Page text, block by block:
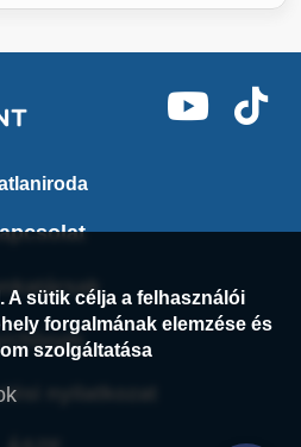
nyilatkozat
A sütik célja a felhasználói
forgalmának elemzése és
szolgáltatása